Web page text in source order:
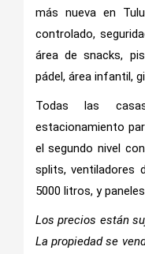
más nueva en
controlado,
área de snacks,
pádel, área infantil,
Todas las
estacionamiento
el segundo nivel
splits, ventiladores
5000 litros, y
Los precios están
La propiedad se